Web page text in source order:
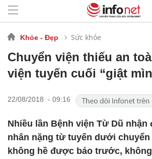
Khỏe - Đẹp Sức khỏe
Chuyển viện thiếu an
viện tuyến cuối “giật
22/08/2018 - 09:16
Nhiều lần Bệnh viện Từ Dũ nhận
nhân nặng từ tuyến dưới
không hề được báo trước,